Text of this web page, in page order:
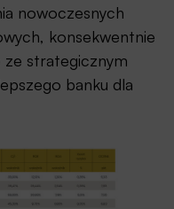
nowoczesnych
konsekwentnie
ze strategicznym
banku dla